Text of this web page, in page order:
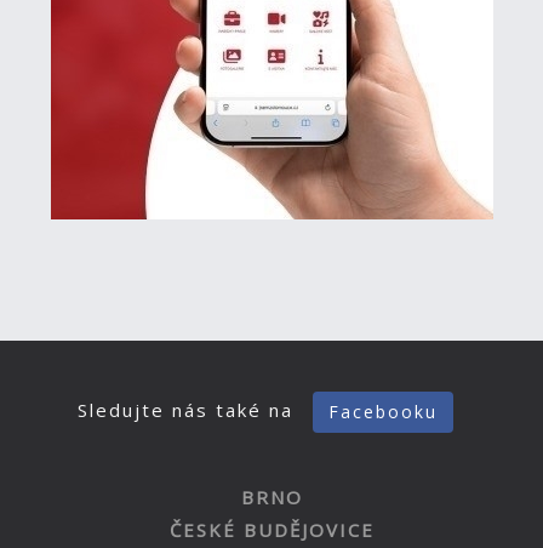
Sledujte nás také na Facebooku
BRNO
ČESKÉ BUDĚJOVICE